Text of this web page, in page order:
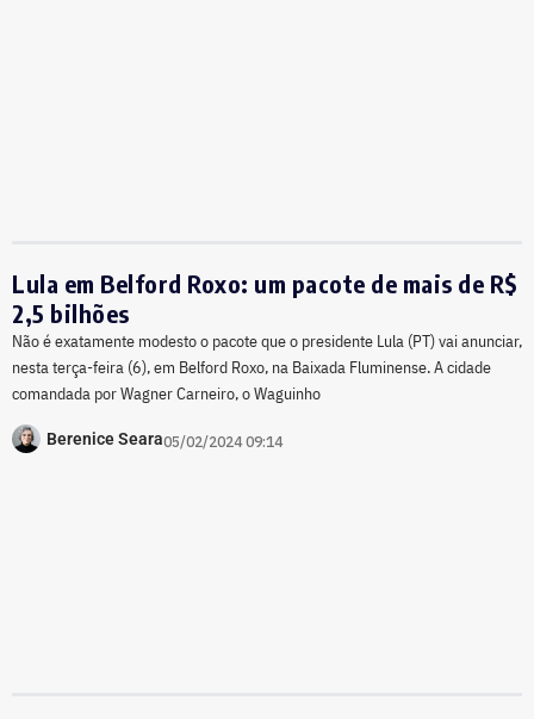
Lula em Belford Roxo: um pacote de mais de R$
2,5 bilhões
Não é exatamente modesto o pacote que o presidente Lula (PT) vai anunciar,
nesta terça-feira (6), em Belford Roxo, na Baixada Fluminense. A cidade
comandada por Wagner Carneiro, o Waguinho
Berenice Seara05/02/2024 09:14